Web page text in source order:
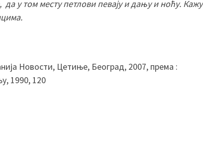
у том месту петлови певају и дању и ноћу. Кажу
Новости, Цетиње, Београд, 2007, према :
1990, 120